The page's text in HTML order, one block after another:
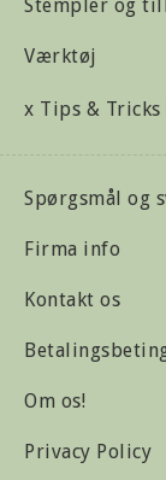
Stempler og
Værktøj
x Tips & Tricks
Spørgsmål og
Firma info
Kontakt os
Om os!
Privacy Policy